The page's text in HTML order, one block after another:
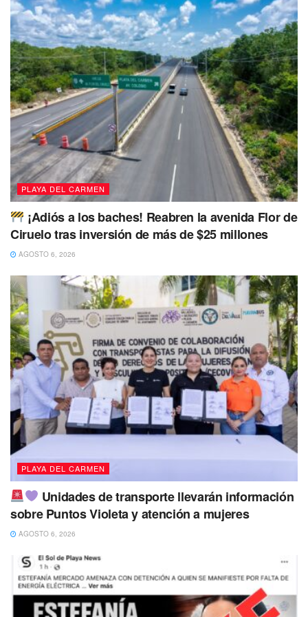
y Cambio Climático, Lourdes Várguez dijo que“todas y
todos tienen en esta playa un espacio, porque es
inclusiva y poco a poco abriremos más espacios
donde puedan disfrutar aquellas personas que
transitan de forma diferente y puedan hacer uso de
todas las áreas de manera libre”.
No puedes dejar de Leer
PLAYA DEL CARMEN
¡Adiós a los baches! Reabren la avenida Flor de
Ciruelo tras inversión de más de $25 millones
AGOSTO 6, 2026
PLAYA DEL CARMEN
Unidades de transporte llevarán información
sobre Puntos Violeta y atención a mujeres
AGOSTO 6, 2026